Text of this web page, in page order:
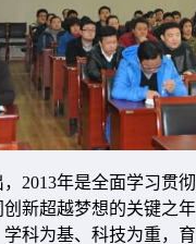
2013年是全面学习贯
新超越梦想的关键之
科为基、科技为重，